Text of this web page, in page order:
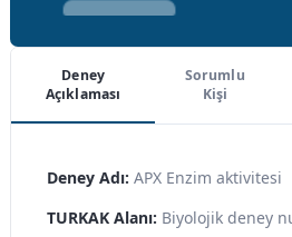
Deney
Açıklaması
Sorumlu
Kişi
Deney Adı: APX Enzim aktivitesi
TURKAK Alanı: Biyolojik deney